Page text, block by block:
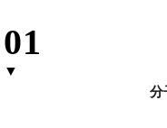
01
▼
分